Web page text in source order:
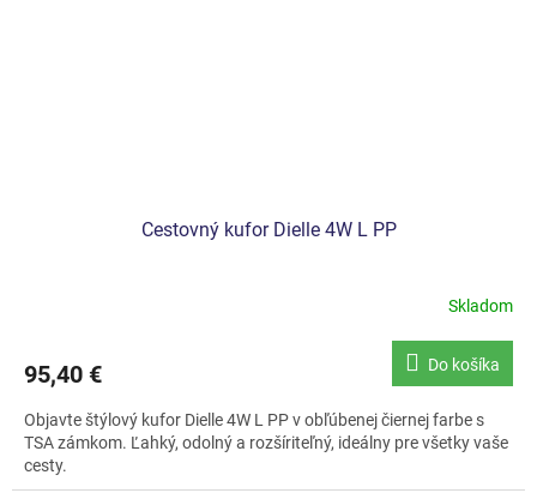
Cestovný kufor Dielle 4W L PP
Skladom
95,40 € Do košíka
Objavte štýlový kufor Dielle 4W L PP v obľúbenej čiernej farbe s
TSA zámkom. Ľahký, odolný a rozšíriteľný, ideálny pre všetky vaše
cesty.